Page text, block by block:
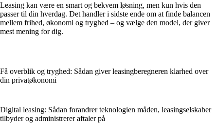
Leasing kan være en smart og bekvem løsning, men kun hvis den
passer til din hverdag. Det handler i sidste ende om at finde balancen
mellem frihed, økonomi og tryghed – og vælge den model, der giver
mest mening for dig.
Få overblik og tryghed: Sådan giver leasingberegneren klarhed over
din privatøkonomi
Digital leasing: Sådan forandrer teknologien måden, leasingselskaber
tilbyder og administrerer aftaler på